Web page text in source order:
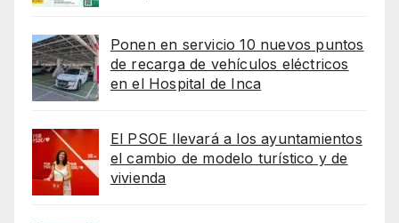
Ponen en servicio 10 nuevos puntos
de recarga de vehículos eléctricos
en el Hospital de Inca
El PSOE llevará a los ayuntamientos
el cambio de modelo turístico y de
vivienda